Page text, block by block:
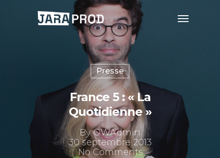
Presse
France 5 : « La
Quotidienne »
ByOWAdmin
30 septembre 2013
No Comments